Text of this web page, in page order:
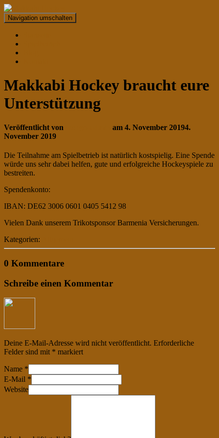
Navigation umschalten
Makkabi Hockey braucht eure
Unterstützung
Veröffentlicht von am 4. November 20194.
November 2019
Die Teilnahme am Spielbetrieb ist natürlich kostspielig. Eine Spende
würde uns sehr dabei helfen, gute und erfolgreiche Hockeyspiele zu
bestreiten.
Spendenkonto:
IBAN: DE62 3006 0601 0405 5412 98
Vielen Dank unserem Trikotsponsor Barmenia Versicherungen.
Kategorien:
0 Kommentare
Schreibe einen Kommentar
Deine E-Mail-Adresse wird nicht veröffentlicht. Erforderliche
Felder sind mit * markiert
Name *
E-Mail *
Website